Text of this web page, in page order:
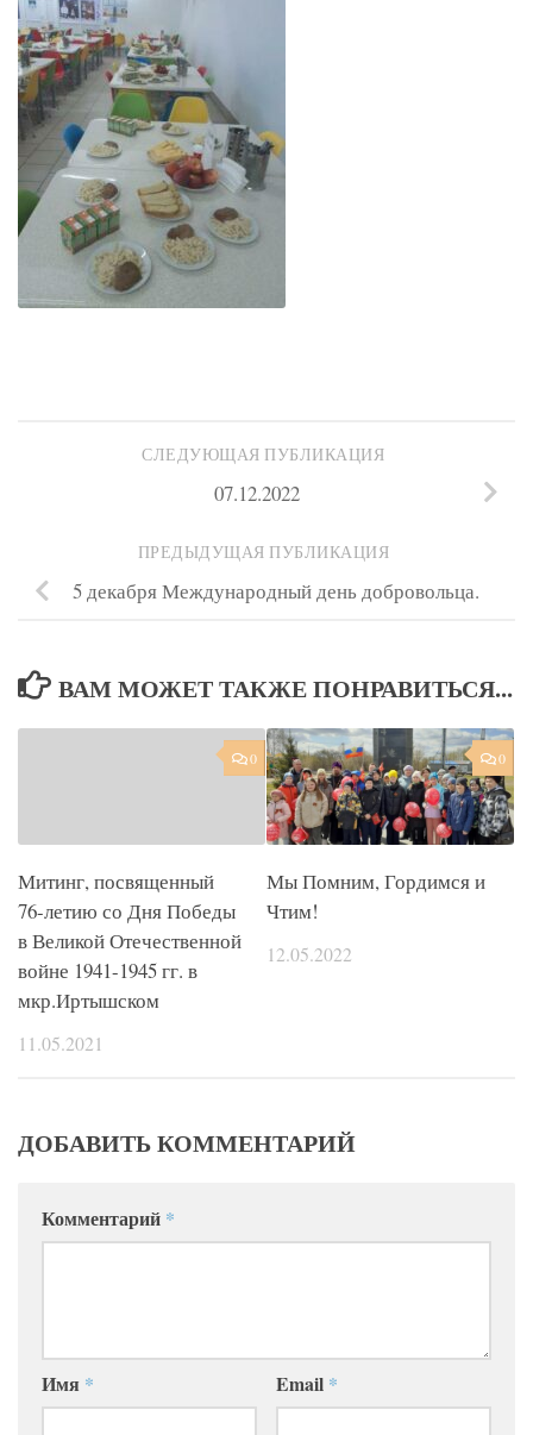
СЛЕДУЮЩАЯ ПУБЛИКАЦИЯ
07.12.2022
ПРЕДЫДУЩАЯ ПУБЛИКАЦИЯ
5 декабря Международный день добровольца.
ВАМ МОЖЕТ ТАКЖЕ ПОНРАВИТЬСЯ...
0
Митинг, посвященный
76-летию со Дня Победы
в Великой Отечественной
войне 1941-1945 гг. в
мкр.Иртышском
11.05.2021
0
Мы Помним, Гордимся и
Чтим!
12.05.2022
ДОБАВИТЬ КОММЕНТАРИЙ
Комментарий *
Имя * Email *